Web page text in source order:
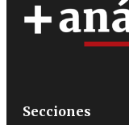
Secciones